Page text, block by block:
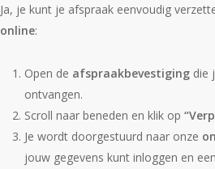
Ja, je kunt je afspraak eenvoudig
online:
Open de afspraakbevestiging die
ontvangen.
Scroll naar beneden en klik op
Je wordt doorgestuurd naar onze
jouw gegevens kunt inloggen en een